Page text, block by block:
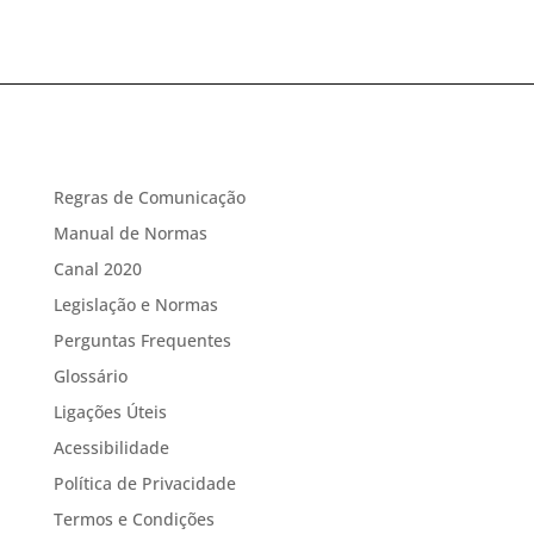
Regras de Comunicação
Manual de Normas
Canal 2020
Legislação e Normas
Perguntas Frequentes
Glossário
Ligações Úteis
Acessibilidade
Política de Privacidade
Termos e Condições